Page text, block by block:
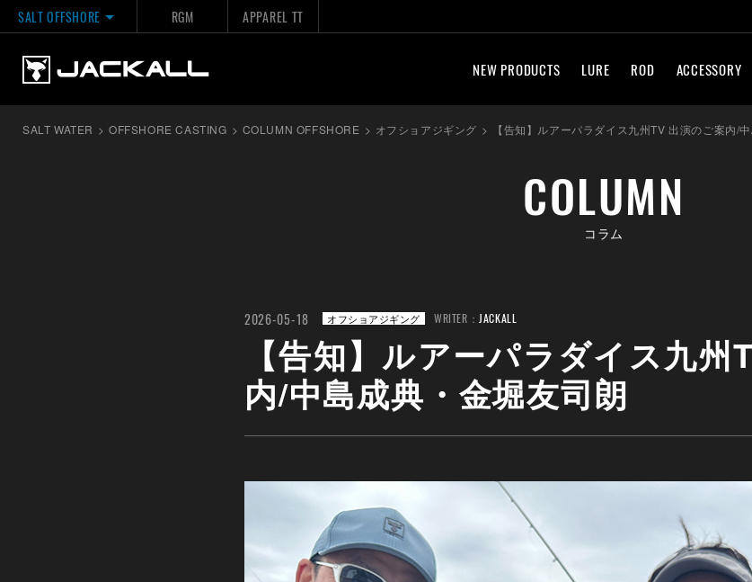
SALT OFFSHORE RGM APPAREL TT
NEW PRODUCTS LURE ROD ACCESSORY
SALT WATER > OFFSHORE CASTING > COLUMN OFFSHORE > オフショアジギング > 【告知】ルアーパラダイス九州TV 出演のご案内/
COLUMN
コラム
2026-05-18 オフショアジギング WRITER：JACKALL
【告知】ルアーパラダイス九
内/中島成典・金堀友司朗